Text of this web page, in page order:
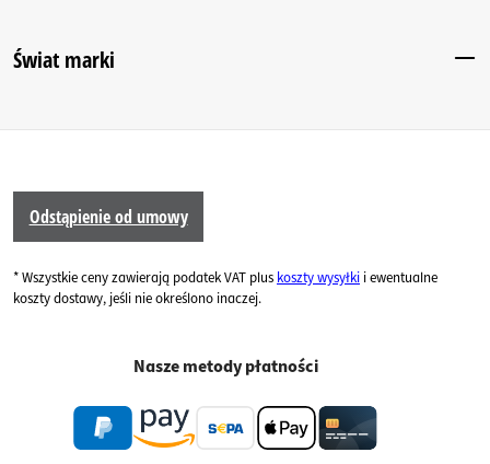
Świat marki
Odstąpienie od umowy
* Wszystkie ceny zawierają podatek VAT plus koszty wysyłki i ewentualne
koszty dostawy, jeśli nie określono inaczej.
Nasze metody płatności